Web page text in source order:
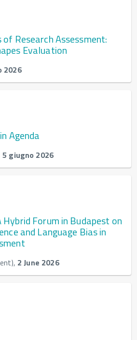
of Research Assessment:
Evaluation
2026
Agenda
5 giugno 2026
Hybrid Forum in Budapest on
and Language Bias in
2 June 2026